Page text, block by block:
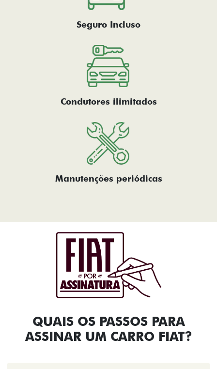
Seguro Incluso
Condutores ilimitados
Manutenções periódicas
QUAIS OS PASSOS PARA
ASSINAR UM CARRO FIAT?​